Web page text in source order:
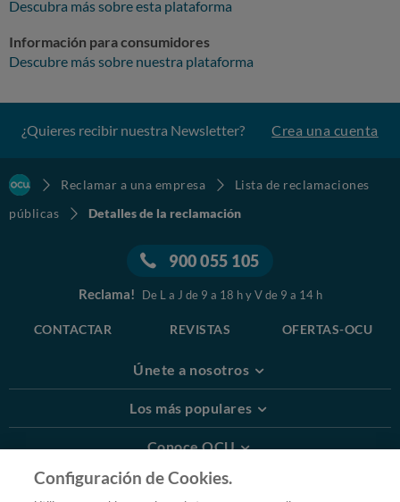
Descubra más sobre esta plataforma
Información para consumidores
Descubre más sobre nuestra plataforma
¿Quieres recibir nuestra Newsletter? Crea una cuenta
Reclamar a una empresa
Lista de reclamaciones
públicas
Detalles de la reclamación
900 055 105
Reclama! De L a J de 9 a 18 h y V de 9 a 14 h
CONTACTAR REVISTAS OFERTAS-OCU
Únete a nosotros
Los más populares
Conoce OCU
Más Información
Configuración de Cookies.